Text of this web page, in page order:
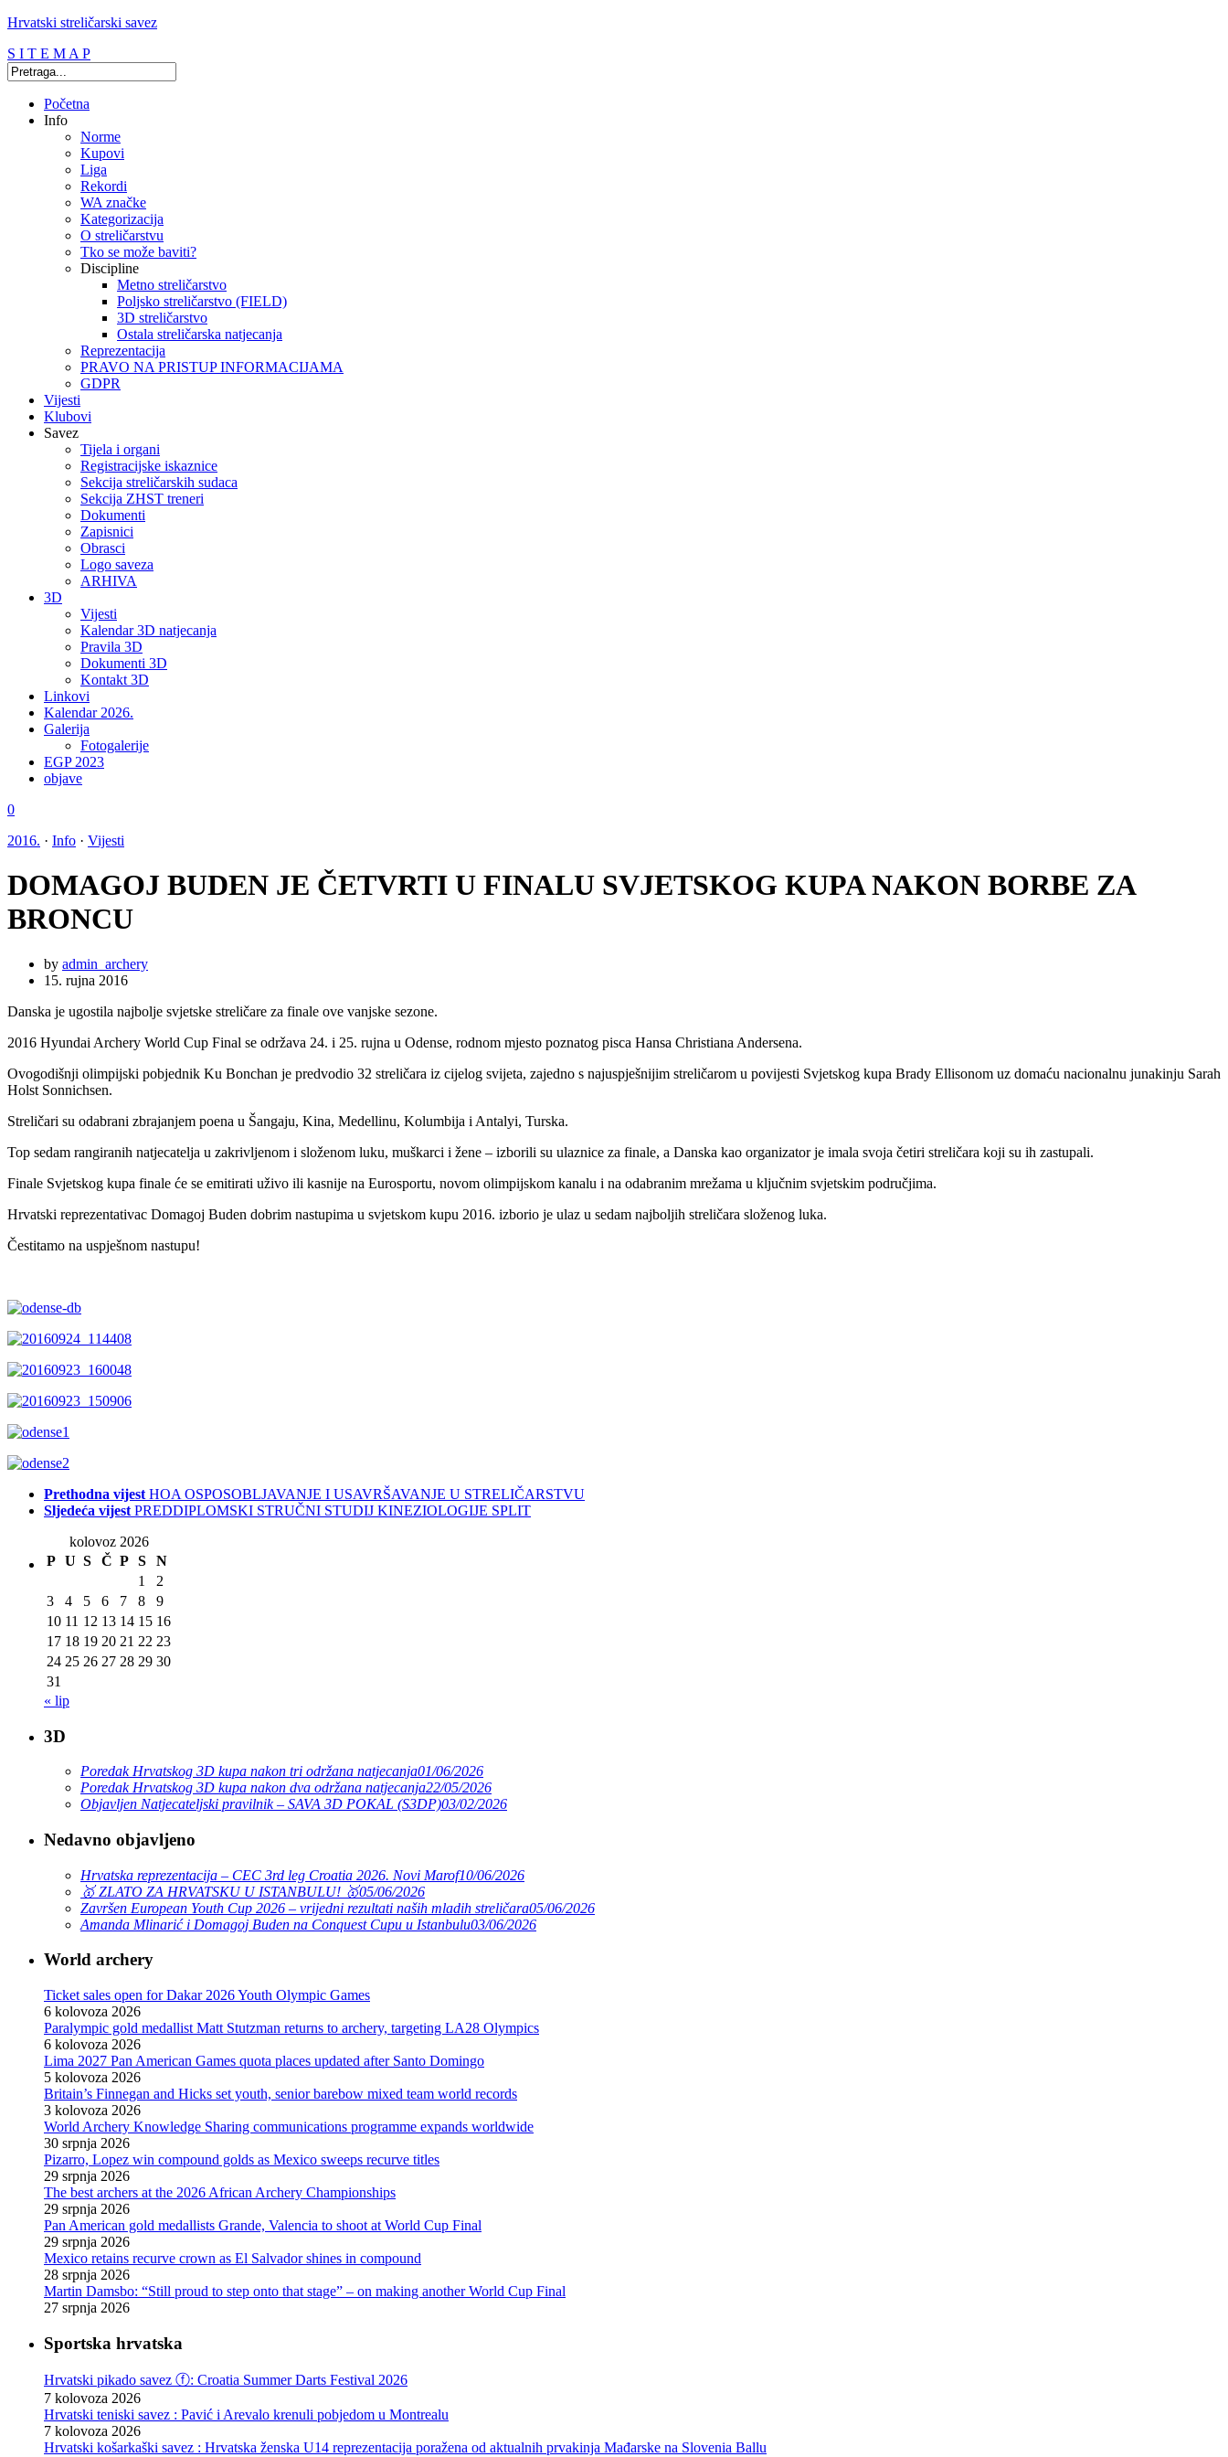
Hrvatski streličarski savez
S I T E M A P
Početna
Info
Norme
Kupovi
Liga
Rekordi
WA značke
Kategorizacija
O streličarstvu
Tko se može baviti?
Discipline
Metno streličarstvo
Poljsko streličarstvo (FIELD)
3D streličarstvo
Ostala streličarska natjecanja
Reprezentacija
PRAVO NA PRISTUP INFORMACIJAMA
GDPR
Vijesti
Klubovi
Savez
Tijela i organi
Registracijske iskaznice
Sekcija streličarskih sudaca
Sekcija ZHST treneri
Dokumenti
Zapisnici
Obrasci
Logo saveza
ARHIVA
3D
Vijesti
Kalendar 3D natjecanja
Pravila 3D
Dokumenti 3D
Kontakt 3D
Linkovi
Kalendar 2026.
Galerija
Fotogalerije
EGP 2023
objave
0
2016. · Info · Vijesti
DOMAGOJ BUDEN JE ČETVRTI U FINALU SVJETSKOG KUPA NAKON BORBE ZA
BRONCU
by admin_archery
15. rujna 2016
Danska je ugostila najbolje svjetske streličare za finale ove vanjske sezone.
2016 Hyundai Archery World Cup Final se održava 24. i 25. rujna u Odense, rodnom mjesto poznatog pisca Hansa Christiana Andersena.
Ovogodišnji olimpijski pobjednik Ku Bonchan je predvodio 32 streličara iz cijelog svijeta, zajedno s najuspješnijim streličarom u povijesti Svjetskog kupa Brady Ellisonom uz domaću nacionalnu junakinju Sarah
Holst Sonnichsen.
Streličari su odabrani zbrajanjem poena u Šangaju, Kina, Medellinu, Kolumbija i Antalyi, Turska.
Top sedam rangiranih natjecatelja u zakrivljenom i složenom luku, muškarci i žene – izborili su ulaznice za finale, a Danska kao organizator je imala svoja četiri streličara koji su ih zastupali.
Finale Svjetskog kupa finale će se emitirati uživo ili kasnije na Eurosportu, novom olimpijskom kanalu i na odabranim mrežama u ključnim svjetskim područjima.
Hrvatski reprezentativac Domagoj Buden dobrim nastupima u svjetskom kupu 2016. izborio je ulaz u sedam najboljih streličara složenog luka.
Čestitamo na uspješnom nastupu!
Prethodna vijest HOA OSPOSOBLJAVANJE I USAVRŠAVANJE U STRELIČARSTVU
Sljedeća vijest PREDDIPLOMSKI STRUČNI STUDIJ KINEZIOLOGIJE SPLIT
kolovoz 2026
P U S Č P S
N
1
2
3
4 5 6 7 8
9
10 11 12 13 14 15 16
17 18 19 20 21 22 23
24 25 26 27 28 29 30
31
« lip
3D
Poredak Hrvatskog 3D kupa nakon tri održana natjecanja01/06/2026
Poredak Hrvatskog 3D kupa nakon dva održana natjecanja22/05/2026
Objavljen Natjecateljski pravilnik – SAVA 3D POKAL (S3DP)03/02/2026
Nedavno objavljeno
Hrvatska reprezentacija – CEC 3rd leg Croatia 2026. Novi Marof10/06/2026
🥇 ZLATO ZA HRVATSKU U ISTANBULU! 🥇05/06/2026
Završen European Youth Cup 2026 – vrijedni rezultati naših mladih streličara05/06/2026
Amanda Mlinarić i Domagoj Buden na Conquest Cupu u Istanbulu03/06/2026
World archery
Ticket sales open for Dakar 2026 Youth Olympic Games
6 kolovoza 2026
Paralympic gold medallist Matt Stutzman returns to archery, targeting LA28 Olympics
6 kolovoza 2026
Lima 2027 Pan American Games quota places updated after Santo Domingo
5 kolovoza 2026
Britain’s Finnegan and Hicks set youth, senior barebow mixed team world records
3 kolovoza 2026
World Archery Knowledge Sharing communications programme expands worldwide
30 srpnja 2026
Pizarro, Lopez win compound golds as Mexico sweeps recurve titles
29 srpnja 2026
The best archers at the 2026 African Archery Championships
29 srpnja 2026
Pan American gold medallists Grande, Valencia to shoot at World Cup Final
29 srpnja 2026
Mexico retains recurve crown as El Salvador shines in compound
28 srpnja 2026
Martin Damsbo: “Still proud to step onto that stage” – on making another World Cup Final
27 srpnja 2026
Sportska hrvatska
Hrvatski pikado savez ⓕ: Croatia Summer Darts Festival 2026
7 kolovoza 2026
Hrvatski teniski savez : Pavić i Arevalo krenuli pobjedom u Montrealu
7 kolovoza 2026
Hrvatski košarkaški savez : Hrvatska ženska U14 reprezentacija poražena od aktualnih prvakinja Mađarske na Slovenia Ballu